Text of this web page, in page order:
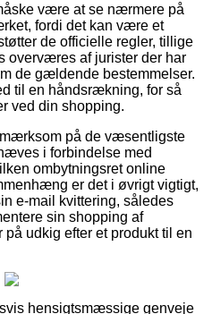
være at se nærmere på
fordi det kan være et
de officielle regler, tillige
overværes af jurister der har
de gældende bestemmelser.
til en håndsrækning, for så
ved din shopping.
på de væsentligste
i forbindelse med
ombytningsret online
er det i øvrigt vigtigt,
e-mail kvittering, således
sin shopping af
udkig efter et produkt til en
hensigtsmæssige genveje